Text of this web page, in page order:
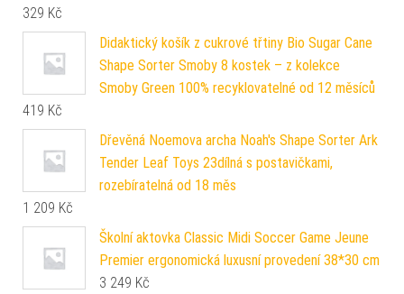
329 Kč
Didaktický košík z cukrové třtiny Bio Sugar Cane
Shape Sorter Smoby 8 kostek – z kolekce
Smoby Green 100% recyklovatelné od 12 měsíců
419 Kč
Dřevěná Noemova archa Noah's Shape Sorter Ark
Tender Leaf Toys 23dílná s postavičkami,
rozebíratelná od 18 měs
1 209 Kč
Školní aktovka Classic Midi Soccer Game Jeune
Premier ergonomická luxusní provedení 38*30 cm
3 249 Kč